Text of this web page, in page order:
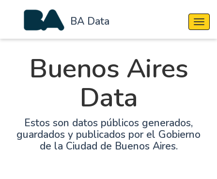
BA Data
Buenos Aires
Data
Estos son datos públicos generados,
guardados y publicados por el Gobierno
de la Ciudad de Buenos Aires.